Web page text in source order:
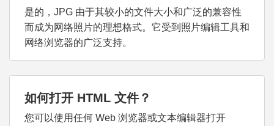
是的，JPG 由于其较小的文件大小和广泛的兼容性
而成为网络照片的理想格式。它受到照片编辑工具和
网络浏览器的广泛支持。
如何打开 HTML 文件？
您可以使用任何 Web 浏览器或文本编辑器打开